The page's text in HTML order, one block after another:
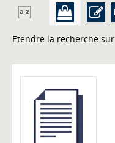
Etendre la recherche sur